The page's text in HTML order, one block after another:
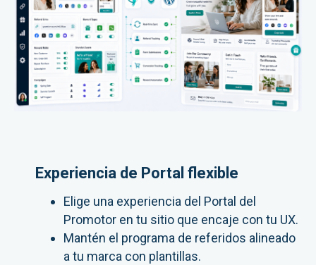
Experiencia de Portal flexible
Elige una experiencia del Portal del
Promotor en tu sitio que encaje con tu UX.
Mantén el programa de referidos alineado
a tu marca con plantillas.